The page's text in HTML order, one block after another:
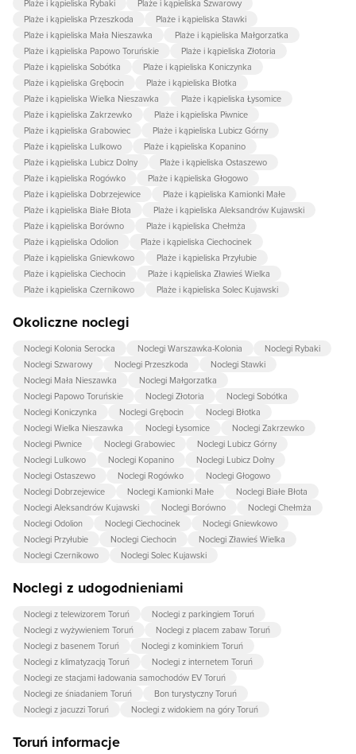
Plaże i kąpieliska Rybaki
Plaże i kąpieliska Szwarowy
Plaże i kąpieliska Przeszkoda
Plaże i kąpieliska Stawki
Plaże i kąpieliska Mała Nieszawka
Plaże i kąpieliska Małgorzatka
Plaże i kąpieliska Papowo Toruńskie
Plaże i kąpieliska Złotoria
Plaże i kąpieliska Sobótka
Plaże i kąpieliska Koniczynka
Plaże i kąpieliska Grębocin
Plaże i kąpieliska Błotka
Plaże i kąpieliska Wielka Nieszawka
Plaże i kąpieliska Łysomice
Plaże i kąpieliska Zakrzewko
Plaże i kąpieliska Piwnice
Plaże i kąpieliska Grabowiec
Plaże i kąpieliska Lubicz Górny
Plaże i kąpieliska Lulkowo
Plaże i kąpieliska Kopanino
Plaże i kąpieliska Lubicz Dolny
Plaże i kąpieliska Ostaszewo
Plaże i kąpieliska Rogówko
Plaże i kąpieliska Głogowo
Plaże i kąpieliska Dobrzejewice
Plaże i kąpieliska Kamionki Małe
Plaże i kąpieliska Białe Błota
Plaże i kąpieliska Aleksandrów Kujawski
Plaże i kąpieliska Borówno
Plaże i kąpieliska Chełmża
Plaże i kąpieliska Odolion
Plaże i kąpieliska Ciechocinek
Plaże i kąpieliska Gniewkowo
Plaże i kąpieliska Przyłubie
Plaże i kąpieliska Ciechocin
Plaże i kąpieliska Zławieś Wielka
Plaże i kąpieliska Czernikowo
Plaże i kąpieliska Solec Kujawski
Okoliczne noclegi
Noclegi Kolonia Serocka Noclegi Warszawka-Kolonia
Noclegi Rybaki
Noclegi Szwarowy
Noclegi Przeszkoda
Noclegi Stawki
Noclegi Mała Nieszawka
Noclegi Małgorzatka
Noclegi Papowo Toruńskie
Noclegi Złotoria
Noclegi Sobótka
Noclegi Koniczynka
Noclegi Grębocin
Noclegi Błotka
Noclegi Wielka Nieszawka
Noclegi Łysomice
Noclegi Zakrzewko
Noclegi Piwnice
Noclegi Grabowiec
Noclegi Lubicz Górny
Noclegi Lulkowo
Noclegi Kopanino
Noclegi Lubicz Dolny
Noclegi Ostaszewo
Noclegi Rogówko
Noclegi Głogowo
Noclegi Dobrzejewice
Noclegi Kamionki Małe
Noclegi Białe Błota
Noclegi Aleksandrów Kujawski
Noclegi Borówno
Noclegi Chełmża
Noclegi Odolion
Noclegi Ciechocinek
Noclegi Gniewkowo
Noclegi Przyłubie
Noclegi Ciechocin
Noclegi Zławieś Wielka
Noclegi Czernikowo
Noclegi Solec Kujawski
Noclegi z udogodnieniami
Noclegi z telewizorem Toruń
Noclegi z parkingiem Toruń
Noclegi z wyżywieniem Toruń
Noclegi z placem zabaw Toruń
Noclegi z basenem Toruń
Noclegi z kominkiem Toruń
Noclegi z klimatyzacją Toruń
Noclegi z internetem Toruń
Noclegi ze stacjami ładowania samochodów EV Toruń
Noclegi ze śniadaniem Toruń
Bon turystyczny Toruń
Noclegi z jacuzzi Toruń
Noclegi z widokiem na góry Toruń
Toruń informacje